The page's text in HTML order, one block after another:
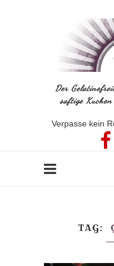
Der
saftige
Verpasse kein
TAG